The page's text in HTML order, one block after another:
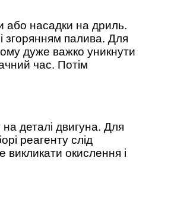
або насадки на дриль.
згорянням палива. Для
дуже важко уникнути
час. Потім
деталі двигуна. Для
реагенту слід
окислення і